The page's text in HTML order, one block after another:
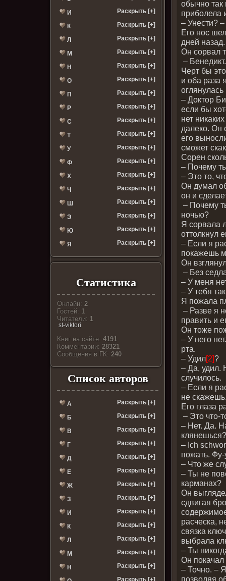
И Раскрыть [+]
К Раскрыть [+]
Л Раскрыть [+]
М Раскрыть [+]
Н Раскрыть [+]
О Раскрыть [+]
П Раскрыть [+]
Р Раскрыть [+]
С Раскрыть [+]
Т Раскрыть [+]
У Раскрыть [+]
Ф Раскрыть [+]
Х Раскрыть [+]
Ч Раскрыть [+]
Ш Раскрыть [+]
Э Раскрыть [+]
Ю Раскрыть [+]
Я Раскрыть [+]
Статистика
Онлайн:2
Гостей: 1
Читатели: 1
st-viktori
Книг на сайте:4191
Комментарии:28321
Cообщения в ГК:240
Список авторов
А Раскрыть [+]
Б Раскрыть [+]
В Раскрыть [+]
Г Раскрыть [+]
Д Раскрыть [+]
Е Раскрыть [+]
Ж Раскрыть [+]
З Раскрыть [+]
И Раскрыть [+]
К Раскрыть [+]
Л Раскрыть [+]
М Раскрыть [+]
Н Раскрыть [+]
Раскрыть [+]
обычно
приболела
– Унести?
Его нос
дней
Он сорвал
–
Черт бы
и оба раза
– Доктор
если бы
нет
далеко. Он
его
сможет
Сорен
– Почему
– Это то,
Он думал
он и
– Почему
ночью?
Я сорвала
оттолкнул
– Если я
покажешь
Он
– Без
– У меня
– У тебя
Я пожала
– Разве я
править и
Он тоже
– У него
рта.
– Удил[2]?
– Да, удил.
случилось.
– Если я
не
Его глаза
– Это что-
– Нет. Да.
– Ich
пожать. Фу-
– Что же
– Ты не
карманах?
Он
сдвигая
расческа,
связка
выбрала
– Ты
Он
– Точно. –
позволяя